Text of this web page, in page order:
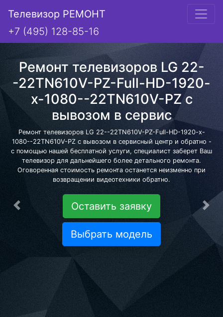
Телевизор РЕМОНТ
+7 (495) 128-85-16
Ремонт телевизоров LG 22-
-22TN610V-PZ-Full-HD-1920-
x-1080--22TN610V-PZ с
вывозом в сервис
Ремонт телевизоров LG 22--22TN610V-PZ-Full-HD-1920-x-
1080--22TN610V-PZ с вывозом в сервисный центр и обратно -
с помощью нашей бесплатной услуги, специалист заберет Ваш
телевизор для дальнейшего более детального ремонта.
Оговоренная стоимость ремонта останется неизменно при
возвращении видеотехники обратно.
Оставить заявку
Выбрать модель
Предыдущая